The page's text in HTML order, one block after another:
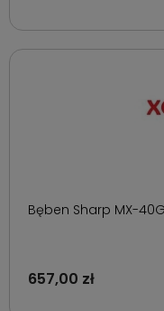
Bęben Sharp MX-
657,00 zł